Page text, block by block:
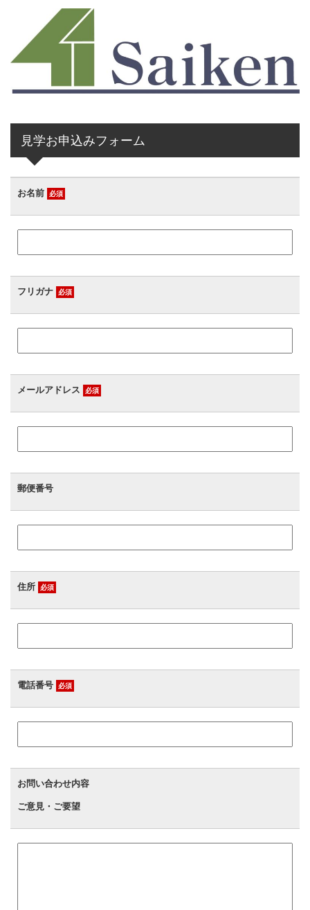
当社は、お客様の個人情報については適切・慎重に管理するとと
もに、外部への漏洩を防止します。
■個人情報の変更・取り消し
お客様にご提供いただきました個人情報について、訂正・削除の
希望があった場合、お客様本人によるものであるあることが確認
本プライバシーポリシーの適用範囲は、当サイト内とします。
リンク先の第三者のサイトにおける個人情報等の保護については
お客様自身の責任において個々のウェブサイトの個人情報に関す
る規約等をご確認下さい。
〒308-0103 茨城県筑西市辻1510-3
TEL：0296-37-4541
見学お申込みフォーム
お名前 必須
フリガナ 必須
メールアドレス 必須
郵便番号
住所 必須
電話番号 必須
お問い合わせ内容
ご意見・ご要望